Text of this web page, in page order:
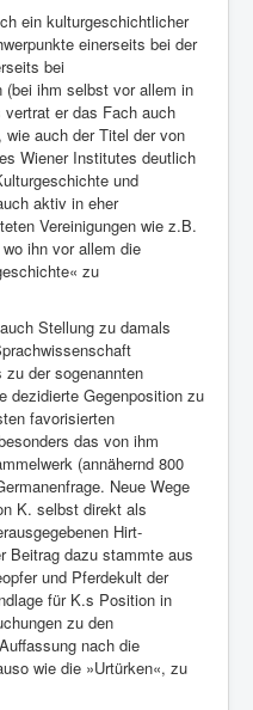
ein kulturgeschichtlicher
einerseits bei der
bei
ihm selbst vor allem in
er das Fach auch
auch der Titel der von
Wiener Institutes deutlich
und
aktiv in eher
Vereinigungen wie z.B.
ihn vor allem die
zu
Stellung zu damals
der sogenannten
dezidierte Gegenposition zu
favorisierten
das von ihm
(annähernd 800
Neue Wege
K. selbst direkt als
Hirt-
Beitrag dazu stammte aus
und Pferdekult der
für K.s Position in
zu den
nach die
wie die »Urtürken«, zu